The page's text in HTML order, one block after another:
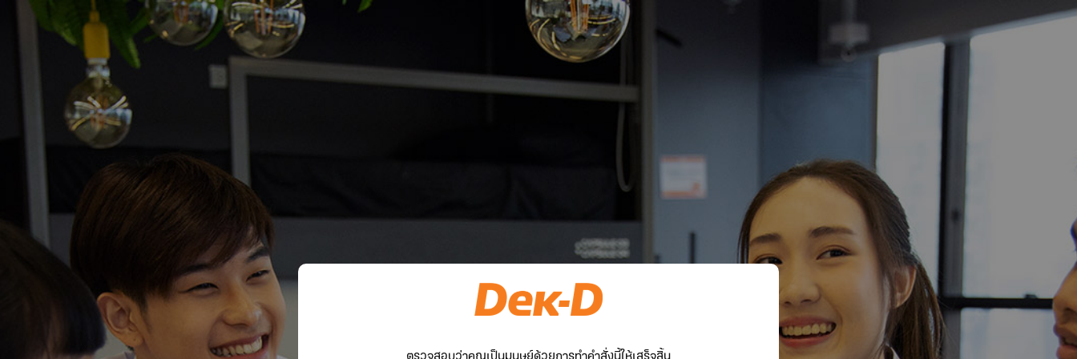
ตรวจสอบว่าคุณเป็นมนุษย์ด้วยการทำคำสั่งนี้ให้เสร็จสิ้น